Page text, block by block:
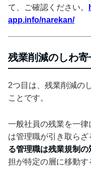
て、ご確認ください。
app.info/narekan/
残業削減のしわ
2つ目は、残業削減の
ことです。
一般社員の残業を一
は管理職が引き取らざ
る管理職は残業規制
担が特定の層に移動す